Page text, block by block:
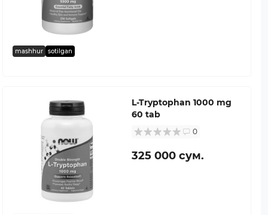
mashhur sotilgan
L-Tryptophan 1000 mg
60 tab
0
325 000 сум.